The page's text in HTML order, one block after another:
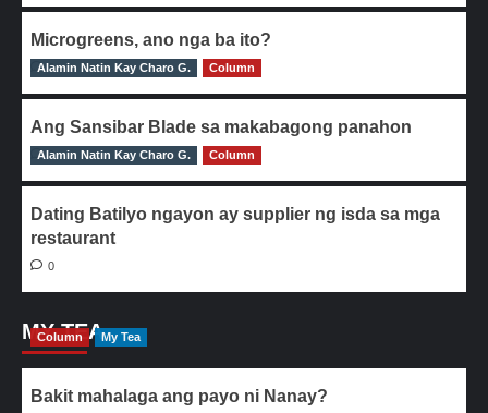
Microgreens, ano nga ba ito?
0
Alamin Natin Kay Charo G. Column
Ang Sansibar Blade sa makabagong panahon
0
Alamin Natin Kay Charo G. Column
Dating Batilyo ngayon ay supplier ng isda sa mga
restaurant
0
MY TEA
Column My Tea
Bakit mahalaga ang payo ni Nanay?